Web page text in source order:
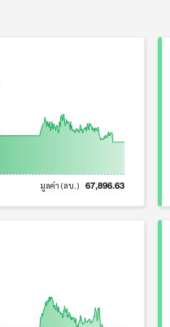
มูลค่า (ลบ.) 67,896.63